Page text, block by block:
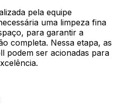
pela equipe
uma limpeza fina
para garantir a
completa. Nessa etapa, as
podem ser acionadas para